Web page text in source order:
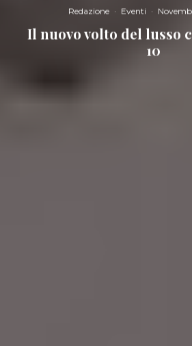
Redazione · Eventi ·
Il nuovo volto del lusso
10